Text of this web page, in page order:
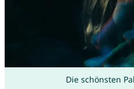
Die schönsten